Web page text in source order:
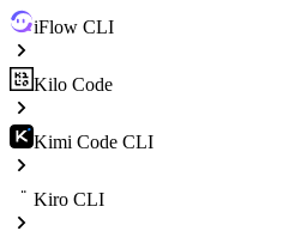
iFlow CLI
Kilo Code
Kimi Code CLI
Kiro CLI